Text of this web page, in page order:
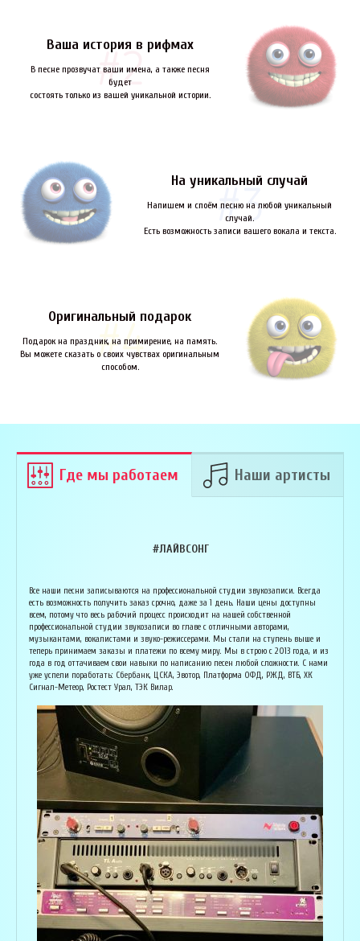
Ваша история в рифмах
В песне прозвучат ваши имена, а также песня
будет
состоять только из вашей уникальной истории.
На уникальный случай
Напишем и споём песню на любой уникальный
случай.
Есть возможность записи вашего вокала и текста.
Оригинальный подарок
Подарок на праздник, на примирение, на память.
Вы можете сказать о своих чувствах оригинальным
способом.
Где мы работаем Наши артисты
#ЛАЙВСОНГ
Все наши песни записываются на профессиональной студии звукозаписи. Всегда
есть возможность получить заказ срочно, даже за 1 день. Наши цены доступны
всем, потому что весь рабочий процесс происходит на нашей собственной
профессиональной студии звукозаписи во главе с отличными авторами,
музыкантами, вокалистами и звуко-режиссерами. Мы стали на ступень выше и
теперь принимаем заказы и платежи по всему миру. Мы в строю с 2013 года, и из
года в год оттачиваем свои навыки по написанию песен любой сложности. С нами
уже успели поработать: Сбербанк, ЦСКА, Эвотор, Платформа ОФД, РЖД, ВТБ, ХК
Сигнал-Метеор, Ростест Урал, ТЭК Вилар.
Армен Алавердян
Основатель организации "Лайвсонг". С детства занимается музыкой, пишет
аранжировки, делает сведение и мастеринг на профессиональном уровне.
Может сделать коммерческий звук даже по записи с диктофона :) Состоит в
дуэте "Ag Jan", и выступает на концертах по всей России. Снимает клипы
вместе со своими музыкантами, и они собирают более 1 млн. просмотров на
ютубе! В основном пишет песни о любви, семье и ценностях жизни. Армен
сделает из вашей истории настоящую конфетку, обращайтесь!
Исполнитель, звукорежиссёр